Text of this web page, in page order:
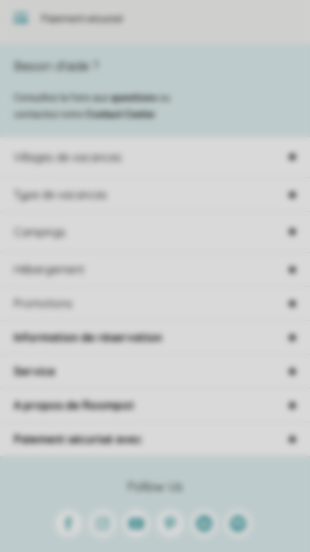
Paiement sécurisé
Villages de vacances
Type de vacances
Campings
Hébergement
Promotions
Besoin d’aide ?
Consultez la foire aux questions
contactez notre
Contact Center
Follow Us
FacebookInstagramYoutube PinterestLinkedinSpotify
Information de réservation
Service
A propos de Roompot
Paiement sécurisé avec